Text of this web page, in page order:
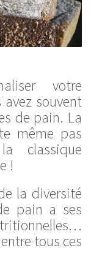
votre
avez souvent
de pain. La
même pas
classique
!
la diversité
pain a ses
tous ces